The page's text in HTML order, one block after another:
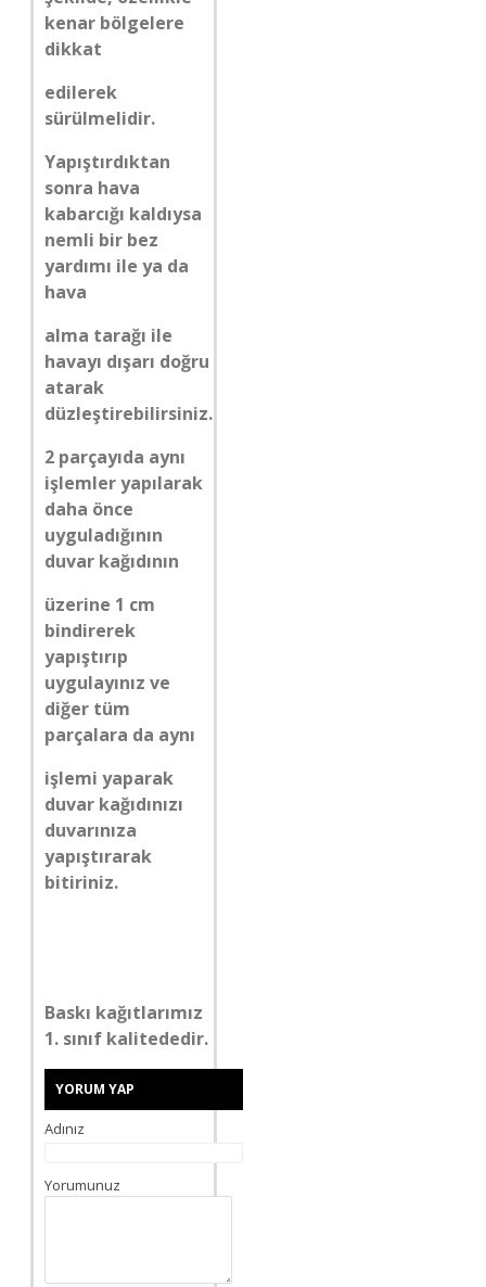
kenar bölgelere
dikkat
edilerek
sürülmelidir.
Yapıştırdıktan
sonra hava
kabarcığı kaldıysa
nemli bir bez
yardımı ile ya da
hava
alma tarağı ile
havayı dışarı doğru
atarak
düzleştirebilirsiniz.
2 parçayıda aynı
işlemler yapılarak
daha önce
uyguladığının
duvar kağıdının
üzerine 1 cm
bindirerek
yapıştırıp
uygulayınız ve
diğer tüm
parçalara da aynı
işlemi yaparak
duvar kağıdınızı
duvarınıza
yapıştırarak
bitiriniz.
Baskı kağıtlarımız
1. sınıf kalitededir.
YORUM YAP
Adınız
Yorumunuz